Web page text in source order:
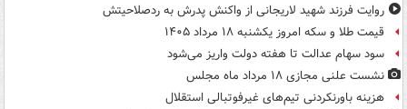
روایت فرزند شهید لاریجانی از واکنش پدرش به ردصلاحیتش
قیمت طلا و سکه امروز یکشنبه ۱۸ مرداد ۱۴۰۵
سود سهام عدالت تا هفته دولت واریز می‌شود
نشست علنی مجازی ۱۸ مرداد ماه مجلس
هزینه باورنکردنی تیم‌های غیرفوتبالی استقلال